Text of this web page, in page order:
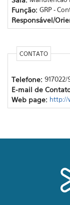
Função: GRP -
Responsável/
CONTATO
Telefone: 917022/
E-mail de
Web page: http://